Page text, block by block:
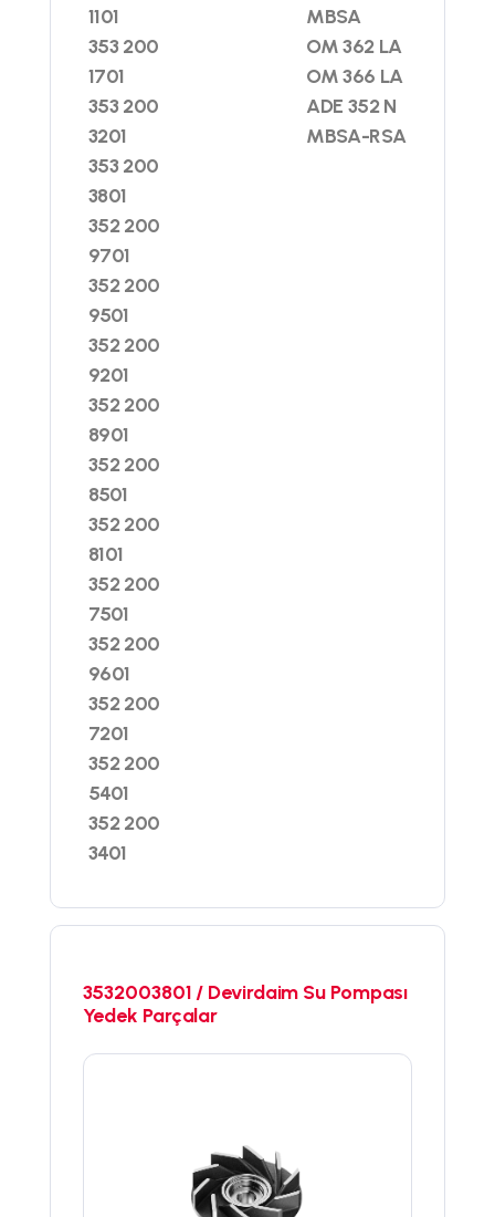
1101
353 200
1701
353 200
3201
353 200
3801
352 200
9701
352 200
9501
352 200
9201
352 200
8901
352 200
8501
352 200
8101
352 200
7501
352 200
9601
352 200
7201
352 200
5401
352 200
3401
MBSA
OM 362 LA
OM 366 LA
ADE 352 N
MBSA-RSA
3532003801 / Devirdaim Su Pompası
Yedek Parçalar